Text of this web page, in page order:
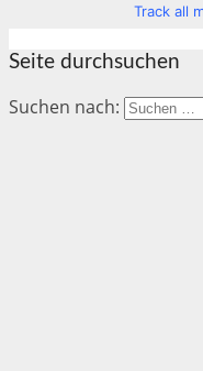
Track all
Seite durchsuchen
Suchen nach: